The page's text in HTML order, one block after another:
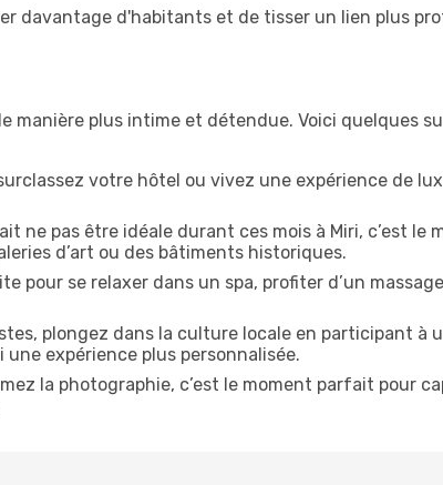
davantage d'habitants et de tisser un lien plus
manière plus intime et détendue. Voici quelques
votre hôtel ou vivez une expérience de
ne pas être idéale durant ces mois à Miri, c’est le
d’art ou des bâtiments historiques.
pour se relaxer dans un spa, profiter d’un
plongez dans la culture locale en participant à
expérience plus personnalisée.
la photographie, c’est le moment parfait pour